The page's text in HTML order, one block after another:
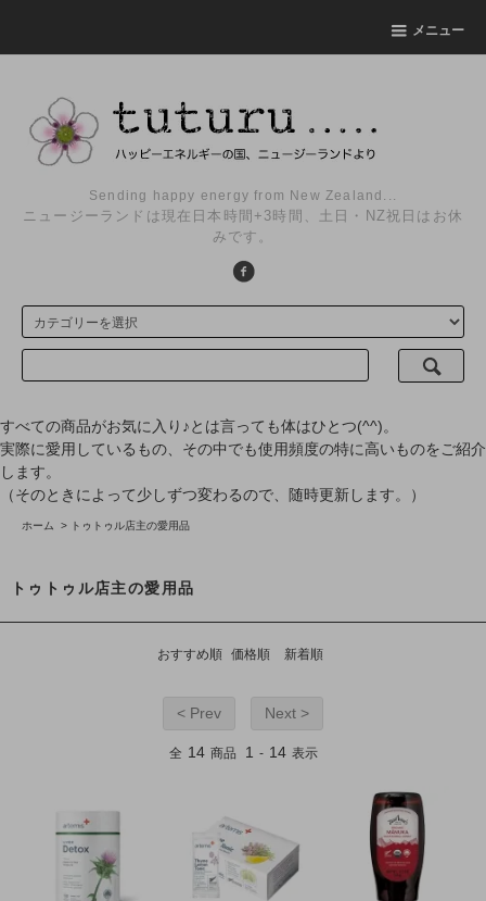
メニュー
Sending happy energy from New Zealand...
ニュージーランドは現在日本時間+3時間、土日・NZ祝日はお休
みです。
すべての商品がお気に入り♪とは言っても体はひとつ(^^)。
実際に愛用しているもの、その中でも使用頻度の特に高いものをご紹介
します。
（そのときによって少しずつ変わるので、随時更新します。）
ホーム > トゥトゥル店主の愛用品
トゥトゥル店主の愛用品
おすすめ順 価格順 新着順
< Prev Next >
全 14 商品 1 - 14 表示